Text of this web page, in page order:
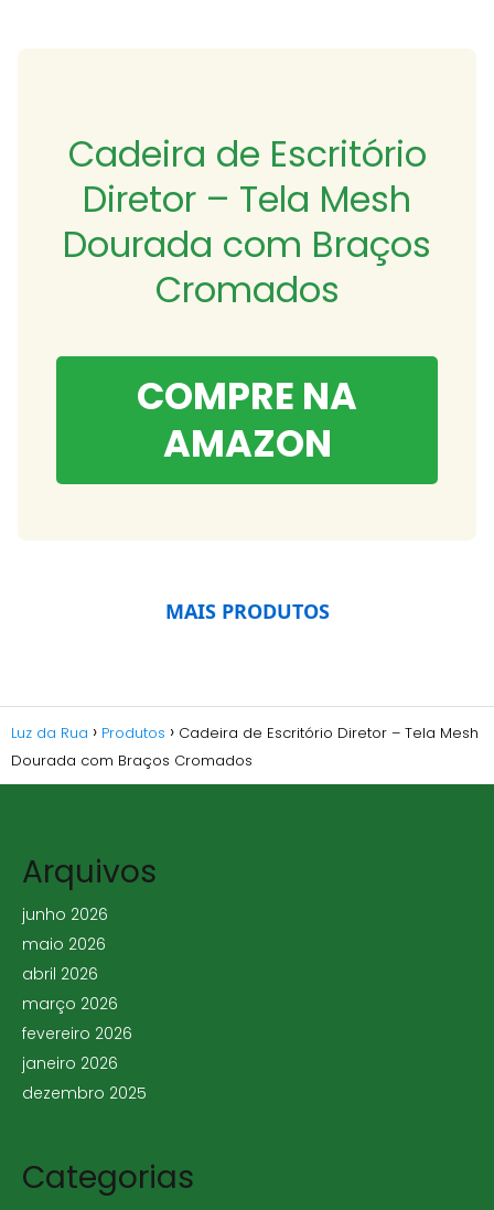
Cadeira de Escritório
Diretor – Tela Mesh
Dourada com Braços
Cromados
COMPRE NA
AMAZON
MAIS PRODUTOS
Luz da Rua Produtos
Cadeira de Escritório Diretor – Tela Mesh
Dourada com Braços Cromados
Arquivos
junho 2026
maio 2026
abril 2026
março 2026
fevereiro 2026
janeiro 2026
dezembro 2025
Categorias